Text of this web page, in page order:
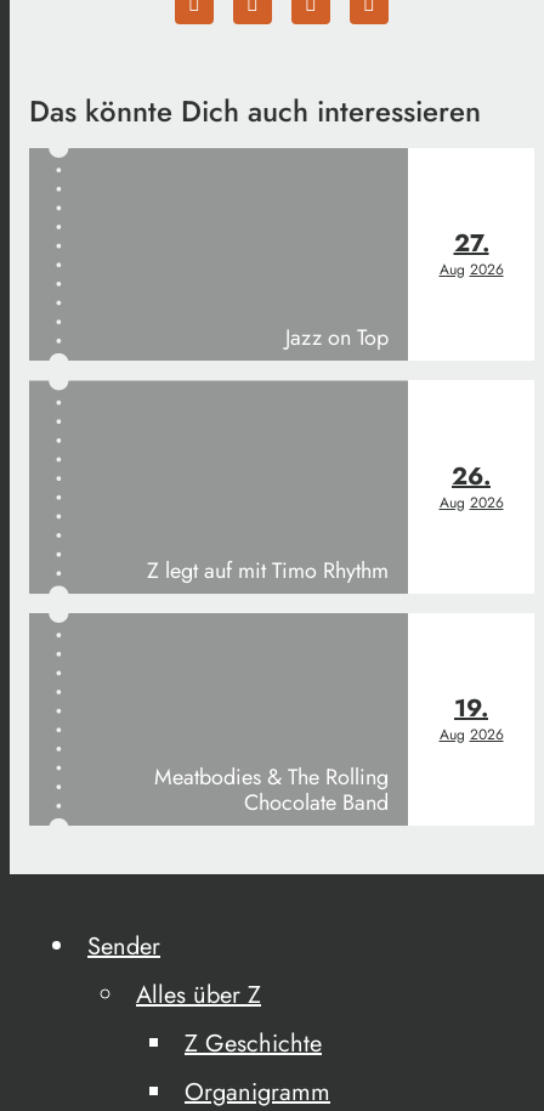
Das könnte Dich auch interessieren
Jazz on Top
27.
Aug 2026
Z legt auf mit Timo Rhythm
26.
Aug 2026
Meatbodies & The Rolling
Chocolate Band
19.
Aug 2026
Sender
Alles über Z
Z Geschichte
Organigramm